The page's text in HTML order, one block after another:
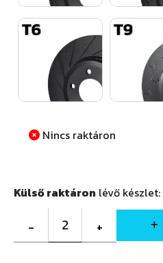
Nincs raktáron
Külső raktáron lévő készlet:
- 2 +